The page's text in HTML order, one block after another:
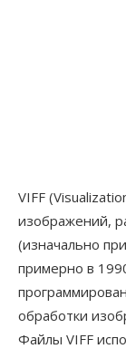
VIFF
изображений,
(изначально
примерно в
обработки
Файлы VIFF